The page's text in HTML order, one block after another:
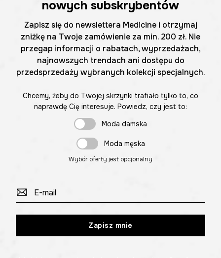
nowych subskrybentów
Zapisz się do newslettera Medicine i otrzymaj
zniżkę na Twoje zamówienie za min. 200 zł. Nie
przegap informacji o rabatach, wyprzedażach,
najnowszych trendach ani dostępu do
przedsprzedaży wybranych kolekcji specjalnych.
Chcemy, żeby do Twojej skrzynki trafiało tylko to, co
naprawdę Cię interesuje. Powiedz, czy jest to:
Moda damska
Moda męska
Wybór oferty jest opcjonalny
Zapisz mnie